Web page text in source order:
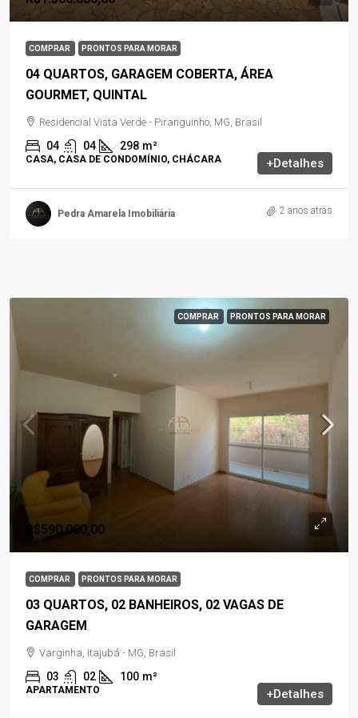
COMPRAR PRONTOS PARA MORAR
04 QUARTOS, GARAGEM COBERTA, ÁREA
GOURMET, QUINTAL
Residencial Vista Verde - Piranguinho, MG, Brasil
04 04 298 m²
CASA, CASA DE CONDOMÍNIO, CHÁCARA +Detalhes
Pedra Amarela Imobiliária 2 anos atrás
COMPRAR PRONTOS PARA MORAR
R$590.000,00
COMPRAR PRONTOS PARA MORAR
03 QUARTOS, 02 BANHEIROS, 02 VAGAS DE
GARAGEM
Varginha, Itajubá - MG, Brasil
03 02 100 m²
APARTAMENTO +Detalhes